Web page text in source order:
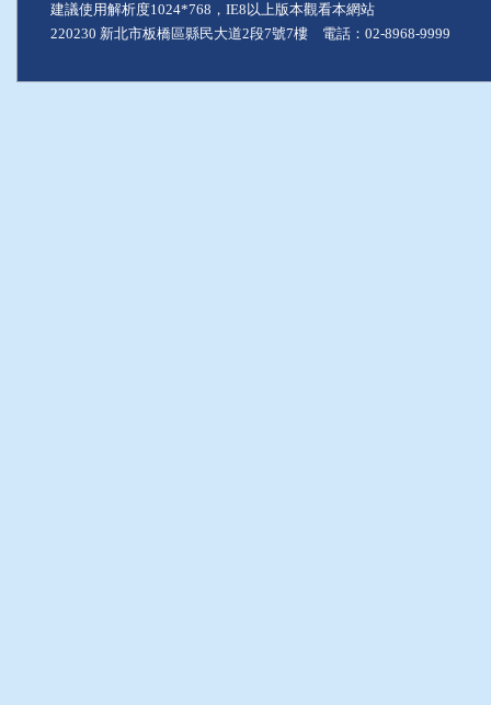
建議使用解析度1024*768，IE8以上版本觀看本網站
220230 新北市板橋區縣民大道2段7號7樓 電話：02-8968-9999